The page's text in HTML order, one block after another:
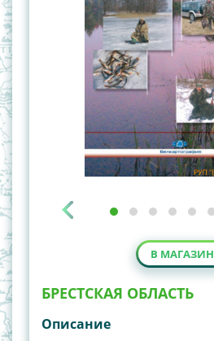
В МАГАЗИН
БРЕСТСКАЯ ОБЛАСТЬ
Описание